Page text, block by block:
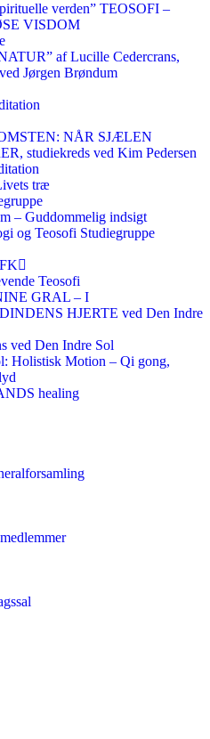
verden” TEOSOFI –
VISDOM
af Lucille Cedercrans,
Jørgen Brøndum
NÅR SJÆLEN
studiekreds ved Kim Pedersen
træ
– Guddommelig indsigt
og Teosofi Studiegruppe
Teosofi
GRAL – I
HJERTE ved Den Indre
ved Den Indre Sol
Holistisk Motion – Qi gong,
healing